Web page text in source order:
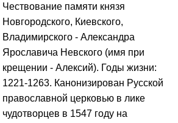
Чествование памяти князя
Новгородского, Киевского,
Владимирского - Александра
Ярославича Невского (имя при
крещении - Алексий). Годы жизни:
1221-1263. Канонизирован Русской
православной церковью в лике
чудотворцев в 1547 году на